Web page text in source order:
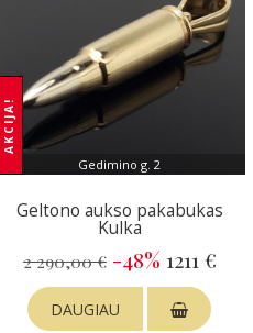
Gedimino g. 2
AKCIJA!
Geltono aukso pakabukas
Kulka
2 290,00 € -48% 1211 €
DAUGIAU